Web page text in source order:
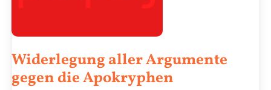
Widerlegung aller Argumente
gegen die Apokryphen